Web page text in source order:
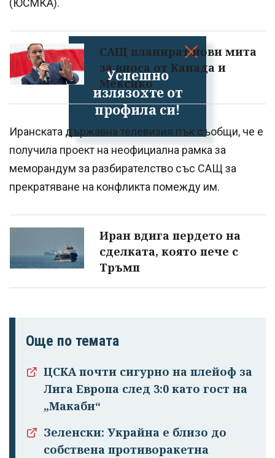
Успешно
излязохте от
профила си!
САЩ планират нови мита
за вноса от Канада и
Мексико
Иранската държавна телевизия пък съобщи, че е
получила проект на неофициална рамка за
меморандум за разбирателство със САЩ за
прекратяване на конфликта помежду им.
Иран вдига пердето на
сделката, която пече с
Тръмп
Още по темата
ЦСКА почти сигурно на плейоф за
Лига Европа след 3:0 като гост на
„Макаби“
Зеленски: Украйна е близо до
собствена противоракетна